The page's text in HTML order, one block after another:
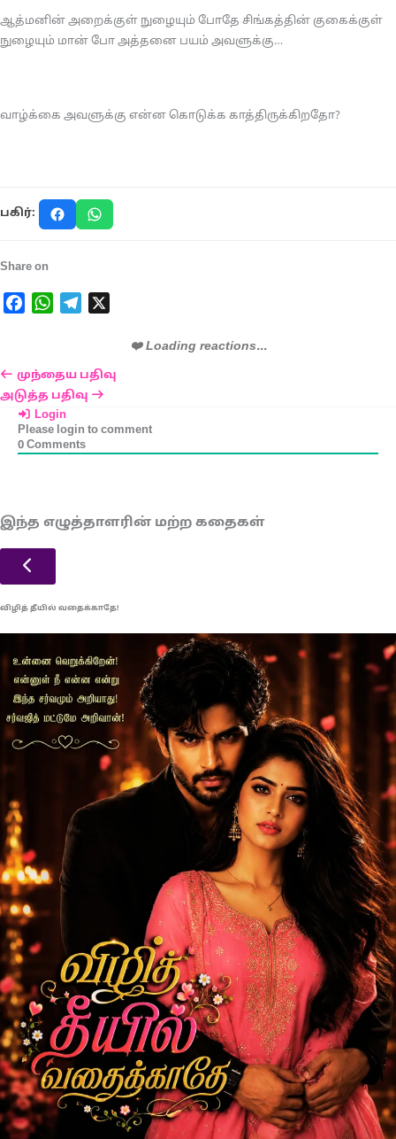
ஆத்மனின் அறைக்குள் நுழையும் போதே சிங்கத்தின் குகைக்குள்
நுழையும் மான் போ அத்தனை பயம் அவளுக்கு…
வாழ்க்கை அவளுக்கு என்ன கொடுக்க காத்திருக்கிறதோ?
பகிர்:
Share on
❤️ Loading reactions...
முந்தைய பதிவு
அடுத்த பதிவு
Login
Please login to comment
0Comments
இந்த எழுத்தாளரின் மற்ற கதைகள்
விழித் தீயில் வதைக்காதே!